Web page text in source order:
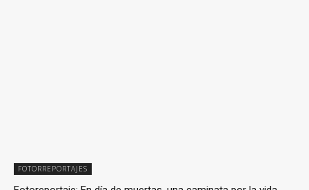
FOTORREPORTAJES